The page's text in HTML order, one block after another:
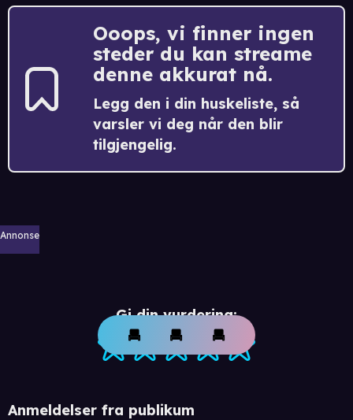
Ooops, vi finner ingen
steder du kan streame
denne akkurat nå.
Legg den i din huskeliste, så
varsler vi deg når den blir
tilgjengelig.
Annonse
Gi din vurdering:
Anmeldelser fra publikum